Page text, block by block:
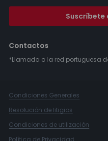
Suscríbete
Contactos
*Llamada a la red portuguesa
Condiciones Generales
Resolución de litigios
Condiciones de utilización
Política de Privacidad